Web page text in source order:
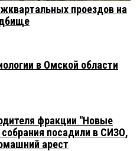
проездов на
в Омской области
фракции "Новые
посадили в СИЗО,
арест